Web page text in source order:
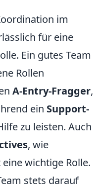
im
für eine
Ein gutes Team
Rollen
A-Entry-Fragger,
ein Support-
zu leisten. Auch
, wie
wichtige Rolle.
stets darauf